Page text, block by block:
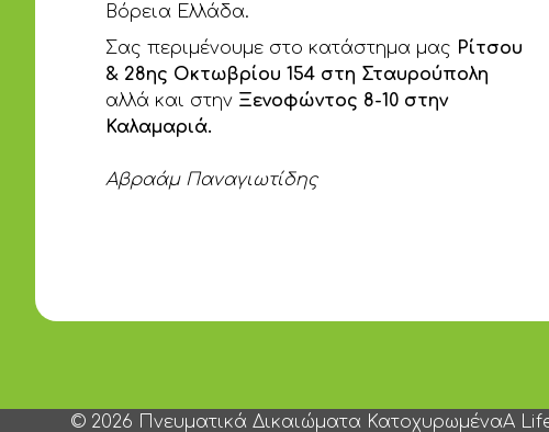
Βόρεια Ελλάδα.
Σας περιμένουμε στο κατάστημα μας Ρίτσου
& 28ης Οκτωβρίου 154 στη Σταυρούπολη
αλλά και στην Ξενοφώντος 8-10 στην
Καλαμαριά.
Αβραάμ Παναγιωτίδης
© 2026 Πνευματικά Δικαιώματα ΚατοχυρωμέναA